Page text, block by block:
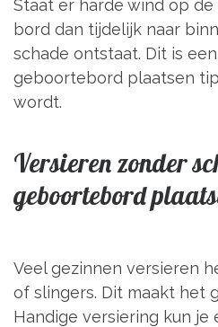
Staat er harde wind op
bord dan tijdelijk naar
schade ontstaat. Dit is
geboortebord plaatsen
wordt.
Versieren zonder
geboortebord
Veel gezinnen versieren
of slingers. Dit maakt het
Handige versiering kun je